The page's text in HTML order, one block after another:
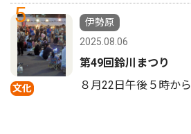
5
文化
伊勢原
2025.08.06
第49回鈴川まつり
８月22日午後５時から